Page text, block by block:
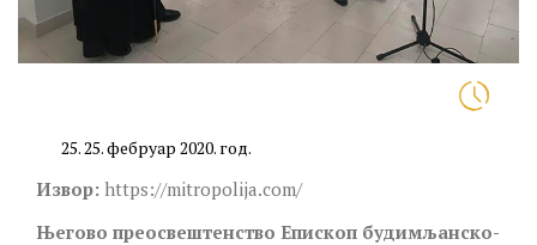
25. фебруар 2020. год.
Извор: https://mitropolija.com/
Његово преосвештенство Епископ будимљанско-